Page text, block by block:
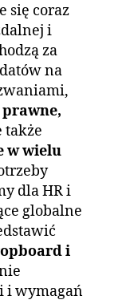
się coraz
i
za
na
także
w wielu
dla HR i
globalne
i
i wymagań